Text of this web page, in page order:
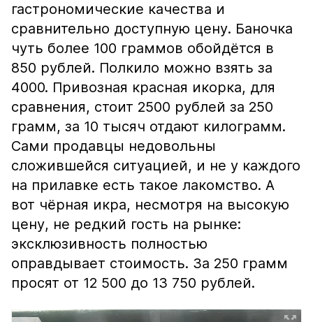
гастрономические качества и
сравнительно доступную цену. Баночка
чуть более 100 граммов обойдётся в
850 рублей. Полкило можно взять за
4000. Привозная красная икорка, для
сравнения, стоит 2500 рублей за 250
грамм, за 10 тысяч отдают килограмм.
Сами продавцы недовольны
сложившейся ситуацией, и не у каждого
на прилавке есть такое лакомство. А
вот чёрная икра, несмотря на высокую
цену, не редкий гость на рынке:
эксклюзивность полностью
оправдывает стоимость. За 250 грамм
просят от 12 500 до 13 750 рублей.